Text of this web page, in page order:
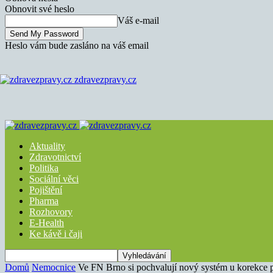
Obnovit své heslo
Váš e-mail
Heslo vám bude zasláno na váš email
zdravezpravy.cz
Aktuality
Zdravotnictví
Politika
Sociální věci
Pojištění
Pharma
Rozhovory
E-Health
Ke kávě i čaji
Domů Nemocnice Ve FN Brno si pochvalují nový systém u korekce